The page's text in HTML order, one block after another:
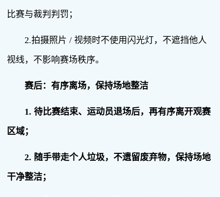
比赛与裁判判罚；
2.拍摄照片 / 视频时不使用闪光灯，不遮挡他人
视线，不影响赛场秩序。
赛后：有序离场，保持场地整洁
1. 待比赛结束、运动员退场后，再有序离开观赛
区域；
2. 随手带走个人垃圾，不遗留废弃物，保持场地
干净整洁；